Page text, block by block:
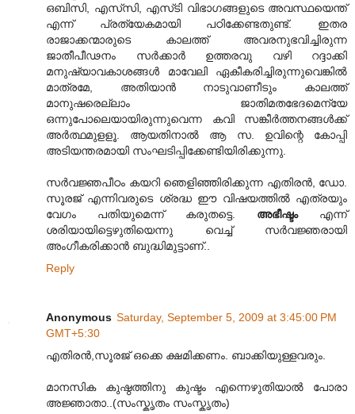
ഒബിസി, എസ്‍സി, എസ്‍‍ടി വിഭാഗങ്ങളുടെ അവസ്ഥയെന്ത്
എന്ന് പ്രത്യേകമായി പഠിക്കേണ്ടതുണ്ട്. ഇതര
രാജാക്കന്മാരുടെ കാലത്ത് അവരനുഭവിച്ചിരുന്ന
ജാതീപീഢനം സര്‍ക്കാര്‍ ഉത്തരവു വഴി റദ്ദാക്കി
മനുഷ്യാവകാശങ്ങള്‍ മാവേലി ഏകീകരിച്ചിരുന്നുവെങ്കില്‍
മാത്രമേ, അതിയാന്‍ നാടുവാണീടും കാലത്ത്
മാനുഷരെല്ലാം ജാതിമതഭേദമെന്യേ
ഒന്നുപോലെയായിരുന്നുവെന്ന കവി സങ്കീര്‍ത്തനങ്ങള്‍ക്ക്
അര്‍ത്ഥമുളളൂ. ആയതിനാല്‍ ആ സ. ഉവിന്റെ കോപ്പി
അടിയന്തരമായി സംഘടിപ്പിക്കേണ്ടിയിരിക്കുന്നു.
സര്‍വജ്ഞപീഠം കയറി ഞെളിഞ്ഞിരിക്കുന്ന എതിരന്‍, ഡോ.
സൂരജ് എന്നിവരുടെ ശ്രദ്ധ ഈ വിഷയത്തില്‍ എത്രയും
വേഗം പതിയുമെന്ന് കരുതട്ടെ. അഭീഷ്ടം എന്ന്
ശരിയായിട്ടെഴുതിയെന്നു വെച്ച് സര്‍വജ്ഞരായി
അംഗീകരിക്കാന്‍ ബുദ്ധിമുട്ടാണ്..
Reply
Anonymous Saturday, September 5, 2009 at 3:45:00 PM
GMT+5:30
എതിരന്‍,സൂരജ് ഒക്കെ ക്ഷമിക്കണം. ബാക്കിയുള്ളവരും.
മാനസിക കുഷ്ഠത്തിനു കുഷ്ടം എന്നെഴുതിയാല്‍ പോരാ
അജ്ഞാതാ..(സംസ്കൃതം സംസ്കൃതം)